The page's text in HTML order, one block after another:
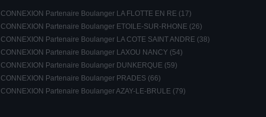
CONNEXION Partenaire Boulanger LA FLOTTE EN RE (17)
CONNEXION Partenaire Boulanger ETOILE-SUR-RHONE (26)
CONNEXION Partenaire Boulanger LA COTE SAINT ANDRE (38)
CONNEXION Partenaire Boulanger LAXOU NANCY (54)
CONNEXION Partenaire Boulanger DUNKERQUE (59)
CONNEXION Partenaire Boulanger PRADES (66)
CONNEXION Partenaire Boulanger AZAY-LE-BRULE (79)